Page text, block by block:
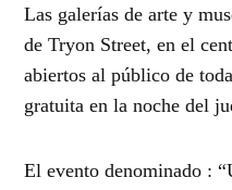
Las galerías de arte y
de Tryon Street, en el
abiertos al público de
gratuita en la noche del
El evento denominado :